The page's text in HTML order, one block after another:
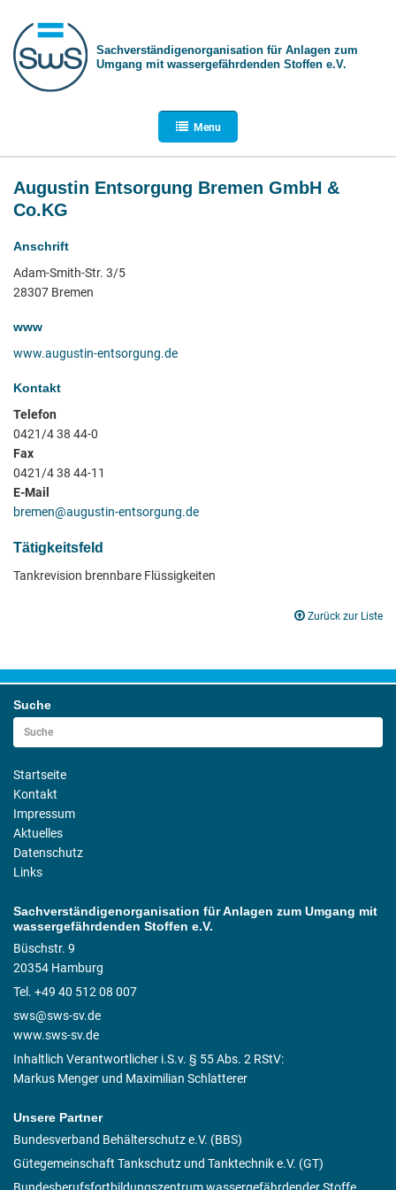
Sachverständigen­organisation für Anlagen zum
Umgang mit wasser­gefährdenden Stoffen e.V.
Menu
Augustin Entsorgung Bremen GmbH &
Co.KG
Anschrift
Adam-Smith-Str. 3/5
28307 Bremen
www
www.augustin-entsorgung.de
Kontakt
Telefon
0421/4 38 44-0
Fax
0421/4 38 44-11
E-Mail
bremen@augustin-entsorgung.de
Tätigkeitsfeld
Tankrevision brennbare Flüssigkeiten
Zurück zur Liste
Suche
Startseite
Kontakt
Impressum
Aktuelles
Datenschutz
Links
Sachverständigenorganisation für Anlagen zum Umgang mit
wassergefährdenden Stoffen e.V.
Büschstr. 9
20354 Hamburg
Tel. +49 40 512 08 007
sws@sws-sv.de
www.sws-sv.de
Inhaltlich Verantwortlicher i.S.v. § 55 Abs. 2 RStV:
Markus Menger und Maximilian Schlatterer
Unsere Partner
Bundesverband Behälterschutz e.V. (BBS)
Gütegemeinschaft Tankschutz und Tanktechnik e.V. (GT)